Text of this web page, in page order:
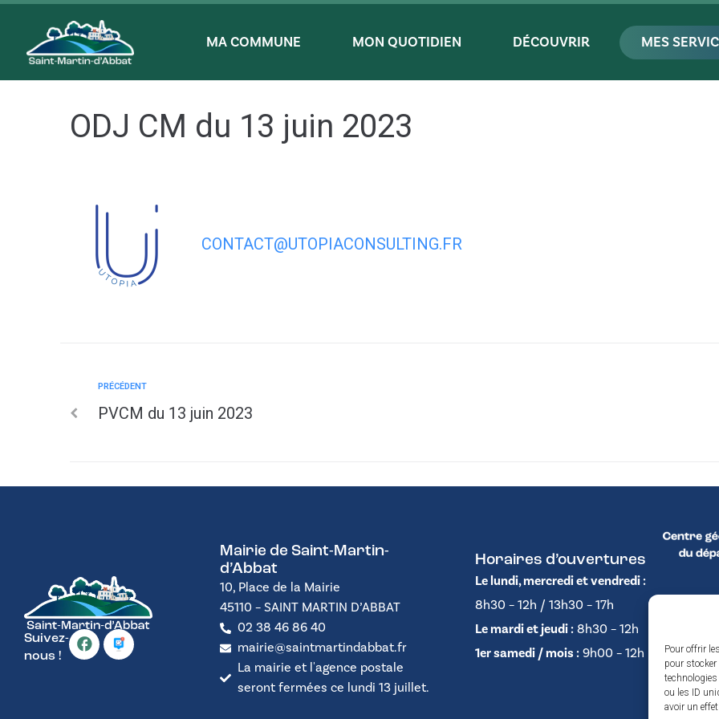
Pour offrir
pour
ou les ID
avoir un
MA COMMUNE MON QUOTIDIEN DÉCOUVRIR MES
ODJ CM du 13 juin 2023
CONTACT@UTOPIACONSULTING.FR
PRÉCÉDENT
PVCM du 13 juin 2023
Suivez-
nous !
Mairie de Saint-Martin-
d’Abbat
10, Place de la Mairie
45110 – SAINT MARTIN D’ABBAT
02 38 46 86 40
mairie@saintmartindabbat.fr
La mairie et l'agence postale
seront fermées ce lundi 13 juillet.
Horaires d’ouvertures
Le lundi, mercredi et vendredi :
8h30 – 12h / 13h30 – 17h
Le mardi et jeudi :8h30 – 12h
1er samedi / mois :9h00 – 12h